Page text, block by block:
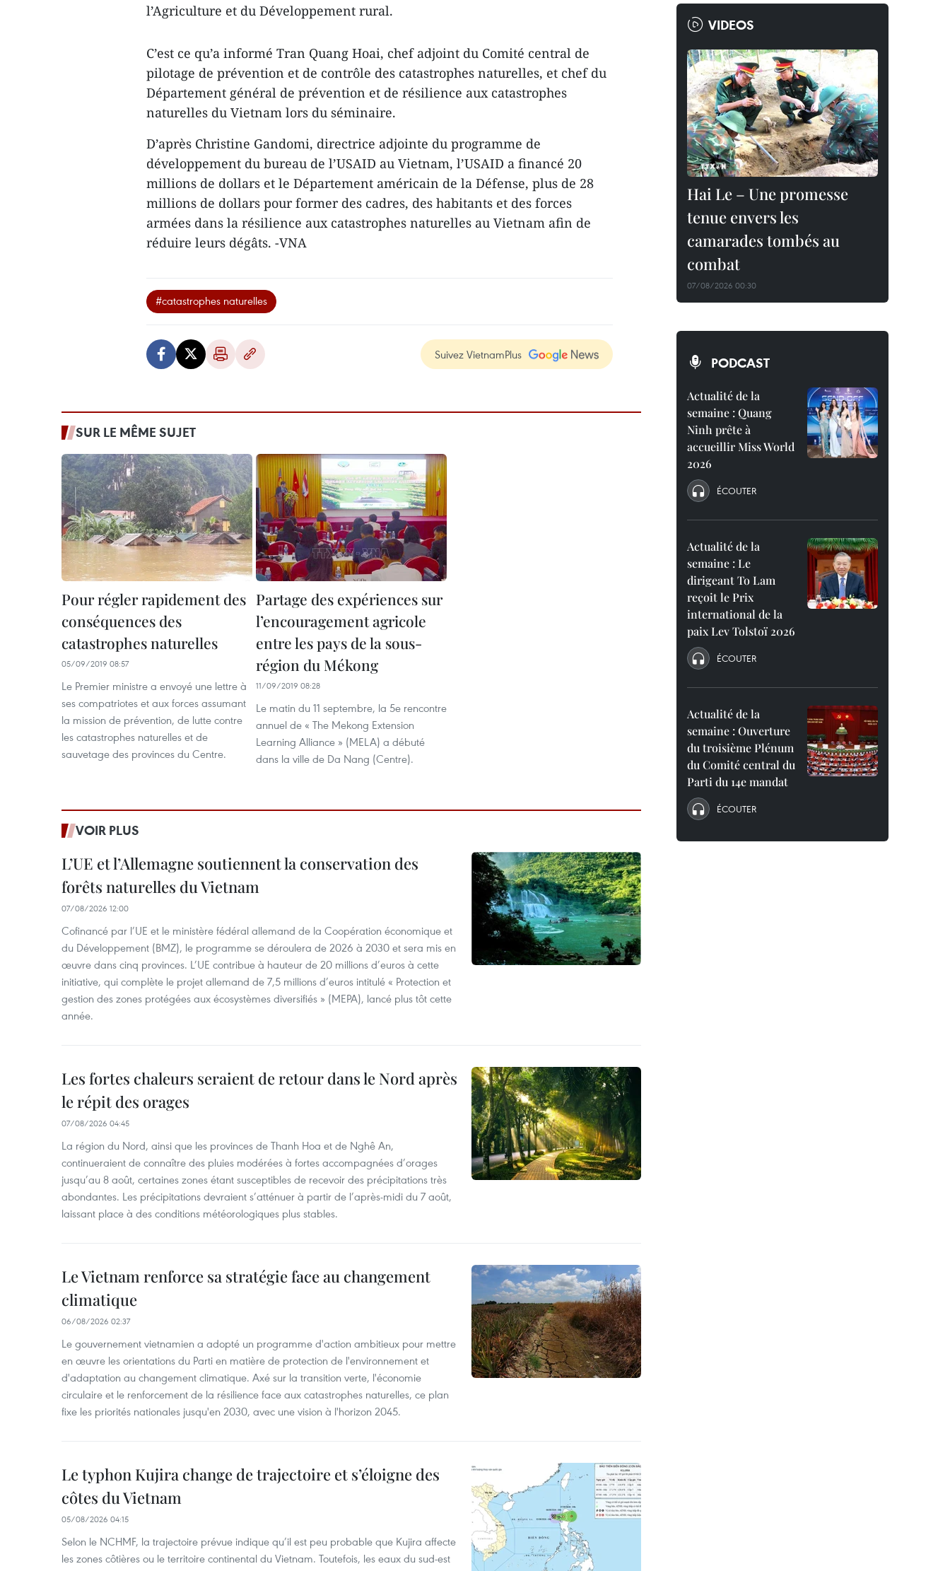
l’Agriculture et du Développement rural.
C’est ce qu’a informé Tran Quang Hoai, chef adjoint du Comité central de
pilotage de prévention et de contrôle des catastrophes naturelles, et chef du
Département général de prévention et de résilience aux catastrophes
naturelles du Vietnam lors du séminaire.
D’après Christine Gandomi, directrice adjointe du programme de
développement du bureau de l’USAID au Vietnam, l’USAID a financé 20
millions de dollars et le Département américain de la Défense, plus de 28
millions de dollars pour former des cadres, des habitants et des forces
armées dans la résilience aux catastrophes naturelles au Vietnam afin de
réduire leurs dégâts. -VNA
#catastrophes naturelles
Suivez VietnamPlus
SUR LE MÊME SUJET
Pour régler rapidement des
conséquences des
catastrophes naturelles
05/09/2019 08:57
Le Premier ministre a envoyé une lettre à
ses compatriotes et aux forces assumant
la mission de prévention, de lutte contre
les catastrophes naturelles et de
sauvetage des provinces du Centre.
Partage des expériences sur
l’encouragement agricole
entre les pays de la sous-
région du Mékong
11/09/2019 08:28
Le matin du 11 septembre, la 5e rencontre
annuel de « The Mekong Extension
Learning Alliance » (MELA) a débuté
dans la ville de Da Nang (Centre).
VOIR PLUS
L’UE et l’Allemagne soutiennent la conservation des
forêts naturelles du Vietnam
07/08/2026 12:00
Cofinancé par l’UE et le ministère fédéral allemand de la Coopération économique et
du Développement (BMZ), le programme se déroulera de 2026 à 2030 et sera mis en
œuvre dans cinq provinces. L’UE contribue à hauteur de 20 millions d’euros à cette
initiative, qui complète le projet allemand de 7,5 millions d’euros intitulé « Protection et
gestion des zones protégées aux écosystèmes diversifiés » (MEPA), lancé plus tôt cette
année.
Les fortes chaleurs seraient de retour dans le Nord après
le répit des orages
07/08/2026 04:45
La région du Nord, ainsi que les provinces de Thanh Hoa et de Nghê An,
continueraient de connaître des pluies modérées à fortes accompagnées d’orages
jusqu’au 8 août, certaines zones étant susceptibles de recevoir des précipitations très
abondantes. Les précipitations devraient s’atténuer à partir de l’après-midi du 7 août,
laissant place à des conditions météorologiques plus stables.
Le Vietnam renforce sa stratégie face au changement
climatique
06/08/2026 02:37
Le gouvernement vietnamien a adopté un programme d'action ambitieux pour mettre
en œuvre les orientations du Parti en matière de protection de l'environnement et
d'adaptation au changement climatique. Axé sur la transition verte, l'économie
circulaire et le renforcement de la résilience face aux catastrophes naturelles, ce plan
fixe les priorités nationales jusqu'en 2030, avec une vision à l'horizon 2045.
Le typhon Kujira change de trajectoire et s’éloigne des
côtes du Vietnam
05/08/2026 04:15
Selon le NCHMF, la trajectoire prévue indique qu’il est peu probable que Kujira affecte
les zones côtières ou le territoire continental du Vietnam. Toutefois, les eaux du sud-est
VIDEOS
Hai Le – Une promesse
tenue envers les
camarades tombés au
combat
07/08/2026 00:30
PODCAST
Actualité de la
semaine : Quang
Ninh prête à
accueillir Miss World
2026
ÉCOUTER
Actualité de la
semaine : Le
dirigeant To Lam
reçoit le Prix
international de la
paix Lev Tolstoï 2026
ÉCOUTER
Actualité de la
semaine : Ouverture
du troisième Plénum
du Comité central du
Parti du 14e mandat
ÉCOUTER